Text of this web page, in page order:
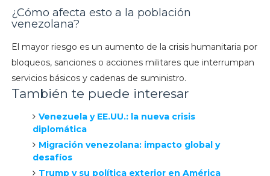
¿Cómo afecta esto a la población
venezolana?
El mayor riesgo es un aumento de la crisis humanitaria por
bloqueos, sanciones o acciones militares que interrumpan
servicios básicos y cadenas de suministro.
También te puede interesar
Venezuela y EE.UU.: la nueva crisis
diplomática
Migración venezolana: impacto global y
desafíos
Trump y su política exterior en América